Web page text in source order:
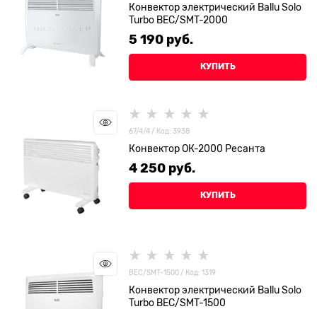
Конвектор электрический Ballu Solo
Turbo BEC/SMT-2000
5 190 руб.
КУПИТЬ
67/4/4 / Код: 3938
Конвектор ОК-2000 Ресанта
4 250 руб.
КУПИТЬ
ВЕС/SMT-1500 / Код: 1319
Конвектор электрический Ballu Solo
Turbo ВЕС/SMT-1500